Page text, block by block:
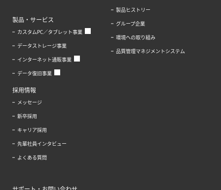
製品・サービス
カスタムPC／タブレット事業
データストレージ事業
インターネット通販事業
データ復旧事業
製品ヒストリー
グループ企業
環境への取り組み
品質管理マネジメントシステム
採用情報
メッセージ
新卒採用
キャリア採用
先輩社員インタビュー
よくある質問